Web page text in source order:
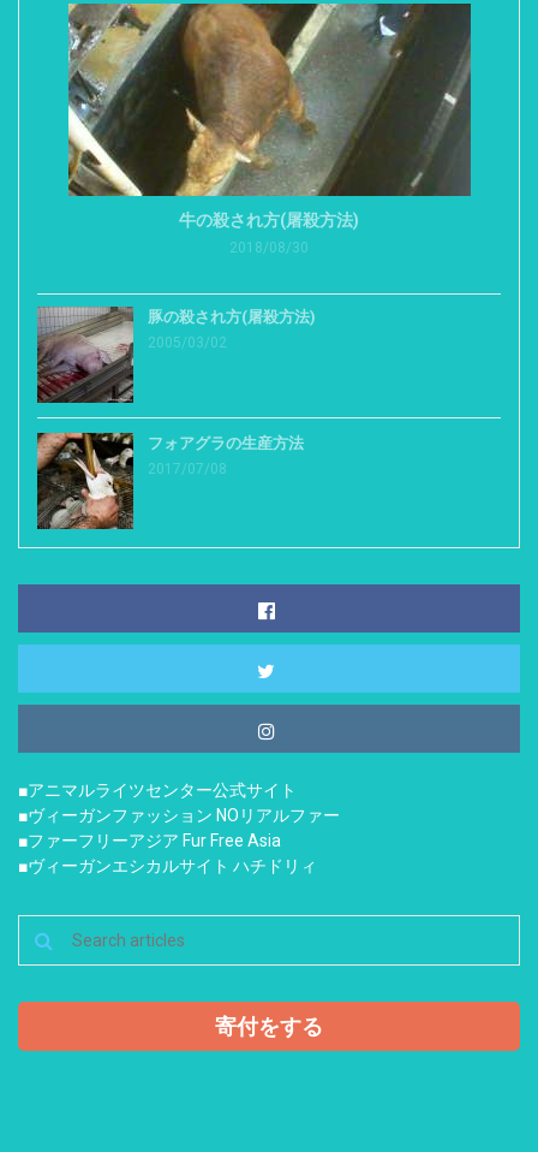
牛の殺され方(屠殺方法)
2018/08/30
豚の殺され方(屠殺方法)
2005/03/02
フォアグラの生産方法
2017/07/08
■アニマルライツセンター公式サイト
■ヴィーガンファッション NOリアルファー
■ファーフリーアジア Fur Free Asia
■ヴィーガンエシカルサイト ハチドリィ
寄付をする